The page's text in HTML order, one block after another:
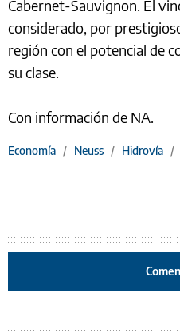
Cabernet-Sauvignon. El
considerado, por
región con el potencial de
su clase.
Con información de NA.
Economía / Neuss / Hidrovía /